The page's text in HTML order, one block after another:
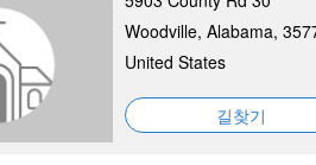
Woodville, Alabama,
United States
길찾기